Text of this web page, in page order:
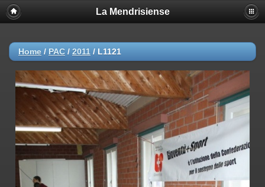
La Mendrisiense
Home / PAC / 2011 / L1121